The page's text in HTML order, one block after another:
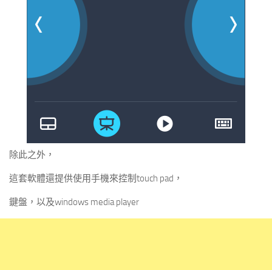
除此之外，
這套軟體還提供使用手機來控制touch pad，
鍵盤，以及windows media player